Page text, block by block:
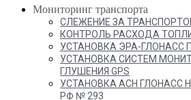
Мониторинг транспорта
СЛЕЖЕНИЕ ЗА
КОНТРОЛЬ РАСХОДА
УСТАНОВКА ЭРА-ГЛОНАСС
УСТАНОВКА СИСТЕМ
ГЛУШЕНИЯ GPS
УСТАНОВКА АСН ГЛОНАСС
РФ № 293